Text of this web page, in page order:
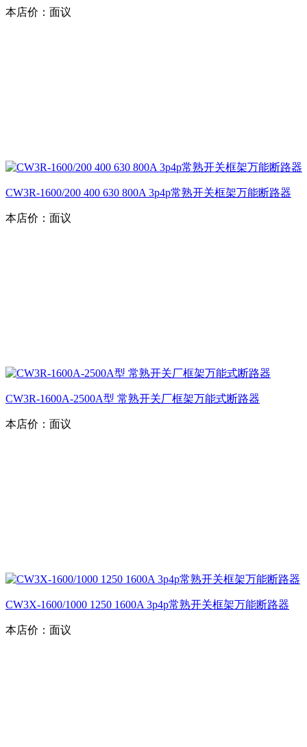
本店价： 面议
CW3R-1600/200 400 630 800A 3p4p常熟开关框架万能断路器
本店价： 面议
CW3R-1600A-2500A型 常熟开关厂框架万能式断路器
本店价： 面议
CW3X-1600/1000 1250 1600A 3p4p常熟开关框架万能断路器
本店价： 面议